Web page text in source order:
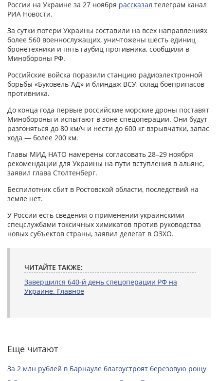
России на Украине за 27 ноября рассказал телеграм канал
РИА Новости.
За сутки потери Украины составили на всех направлениях
более 560 военнослужащих, уничтожены шесть единиц
бронетехники и пять гаубиц противника, сообщили в
Минобороны РФ.
Российские войска поразили станцию радиоэлектронной
борьбы «Буковель-АД» и блиндаж ВСУ, склад боеприпасов
противника.
До конца года первые российские морские дроны поставят
Минобороны и испытают в зоне спецоперации. Они будут
разгоняться до 80 км/ч и нести до 600 кг взрывчатки, запас
хода — более 200 км.
Главы МИД НАТО намерены согласовать 28–29 ноября
рекомендации для Украины на пути вступления в альянс,
заявил глава Столтенберг.
Беспилотник сбит в Ростовской области, последствий на
земле нет.
У России есть сведения о применении украинскими
спецслужбами токсичных химикатов против руководства
новых субъектов страны, заявил делегат в ОЗХО.
ЧИТАЙТЕ ТАКЖЕ:
Завершился 640-й день спецоперации РФ на
Украине. Главное
Еще читают
За 2 млн рублей в Барнауле благоустроят березовую рощу